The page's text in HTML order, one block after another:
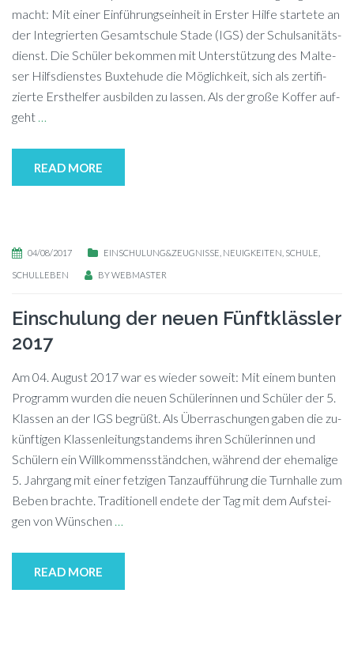
macht: Mit ei­ner Ein­füh­rungs­ein­heit in Ers­ter Hil­fe star­te­te an
der In­te­grier­ten Ge­samt­schu­le Sta­de (IGS) der Schul­sa­ni­täts­
dienst. Die Schü­ler be­kom­men mit Un­ter­stüt­zung des Mal­te­
ser Hilfs­diens­tes Bux­te­hu­de die Mög­lich­keit, sich als zer­ti­fi­
zier­te Erst­hel­fer aus­bil­den zu lassen. Als der gro­ße Kof­fer auf­
geht …
READ MORE
04/08/2017 EINSCHULUNG&ZEUGNISSE NEUIGKEITEN SCHULE
SCHULLEBEN BYWEBMASTER
Einschulung der neuen Fünftklässler
2017
Am 04. Au­gust 2017 war es wie­der so­weit: Mit ei­nem bun­ten
Pro­gramm wur­den die neu­en Schü­le­rin­nen und Schü­ler der 5.
Klas­sen an der IGS begrüßt. Als Über­ra­schun­gen ga­ben die zu­
künf­ti­gen Klas­sen­lei­tung­s­tan­dems ih­ren Schü­le­rin­nen und
Schü­lern ein Will­kom­mens­ständ­chen, wäh­rend der ehe­ma­li­ge
5. Jahr­gang mit ei­ner fet­zi­gen Tanz­auf­füh­rung die Turn­hal­le zum
Be­ben brach­te. Tra­di­tio­nell en­de­te der Tag mit dem Auf­stei­
gen von Wün­schen …
READ MORE